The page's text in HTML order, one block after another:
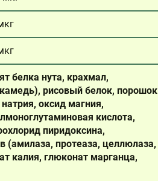
белка нута, крахмал,
рисовый белок, порошок
оксид магния,
кислота,
пиридоксина,
(амилаза, протеаза, целлюлаза,
калия, глюконат марганца,